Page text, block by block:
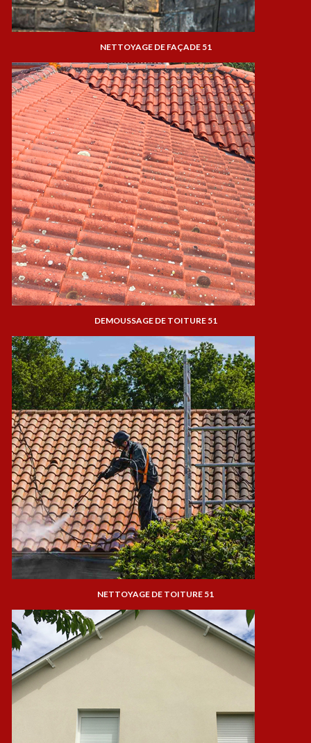
NETTOYAGE DE FAÇADE 51
DEMOUSSAGE DE TOITURE 51
NETTOYAGE DE TOITURE 51